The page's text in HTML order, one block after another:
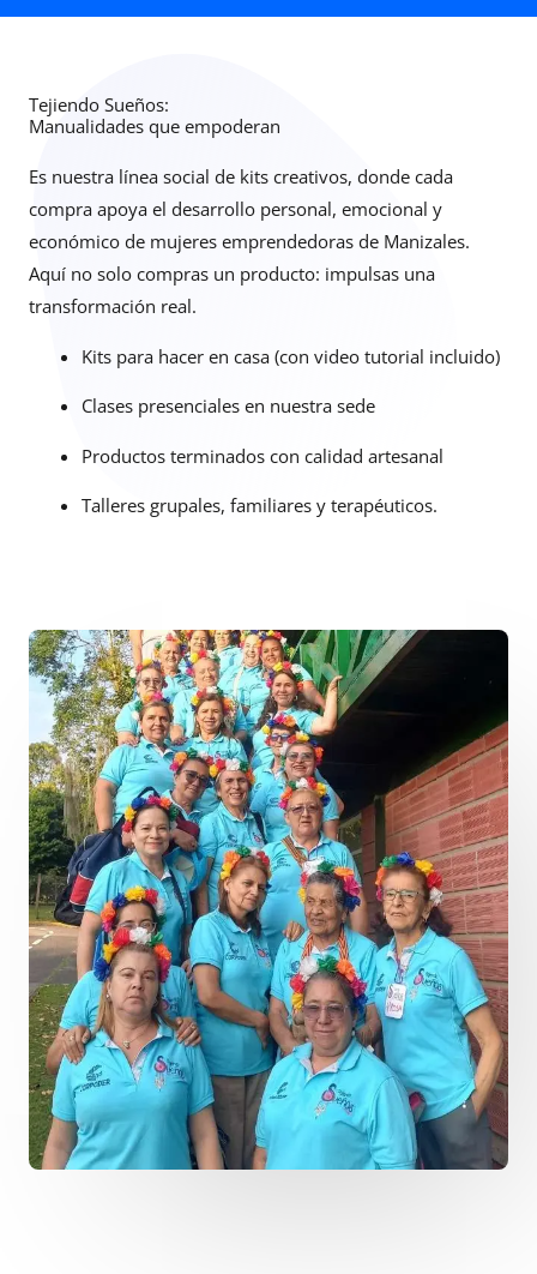
Tejiendo Sueños:
Manualidades que empoderan
Es nuestra línea social de kits creativos, donde cada
compra apoya el desarrollo personal, emocional y
económico de mujeres emprendedoras de Manizales.
Aquí no solo compras un producto: impulsas una
transformación real.
Kits para hacer en casa (con video tutorial incluido)
Clases presenciales en nuestra sede
Productos terminados con calidad artesanal
Talleres grupales, familiares y terapéuticos.